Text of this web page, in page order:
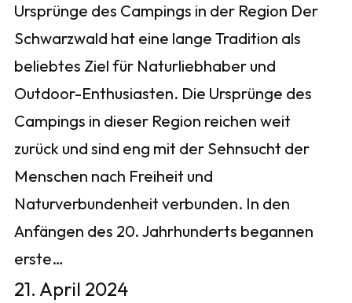
Ursprünge des Campings in der Region Der
Schwarzwald hat eine lange Tradition als
beliebtes Ziel für Naturliebhaber und
Outdoor-Enthusiasten. Die Ursprünge des
Campings in dieser Region reichen weit
zurück und sind eng mit der Sehnsucht der
Menschen nach Freiheit und
Naturverbundenheit verbunden. In den
Anfängen des 20. Jahrhunderts begannen
erste…
21. April 2024